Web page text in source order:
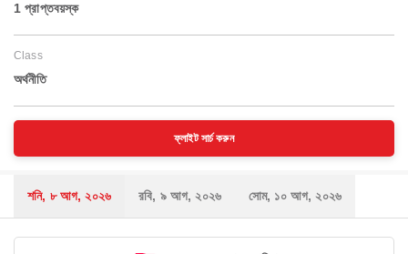
1 প্রাপ্তবয়স্ক
Class
অর্থনীতি
ফ্লাইট সার্চ করুন
শনি, ৮ আগ, ২০২৬ রবি, ৯ আগ, ২০২৬ সোম, ১০ আগ, ২০২৬